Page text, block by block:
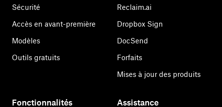
Sécurité
Accès en avant-première
Modèles
Outils gratuits
Reclaim.ai
Dropbox Sign
DocSend
Forfaits
Mises à jour des produits
Fonctionnalités Assistance